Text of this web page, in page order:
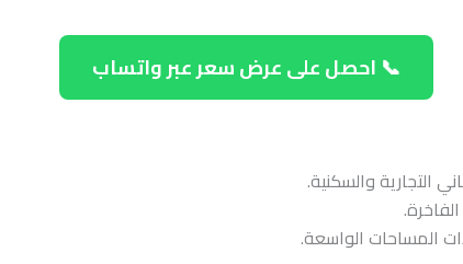
📞 احصل على عرض سعر عبر واتساب
التجارية والسكنية.
المساحات الواسعة.